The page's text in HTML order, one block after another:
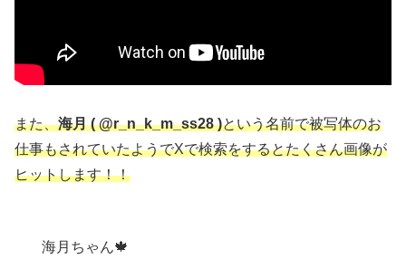
また、海月 ( @r_n_k_m_ss28 )という名前で被写体のお
仕事もされていたようでXで検索をするとたくさん画像が
ヒットします！！
海月ちゃん🍁